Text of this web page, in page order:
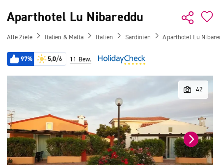
Aparthotel Lu Nibareddu
Alle Ziele Italien & Malta Italien Sardinien Aparthotel Lu
97% 5,0/6 11 Bew.